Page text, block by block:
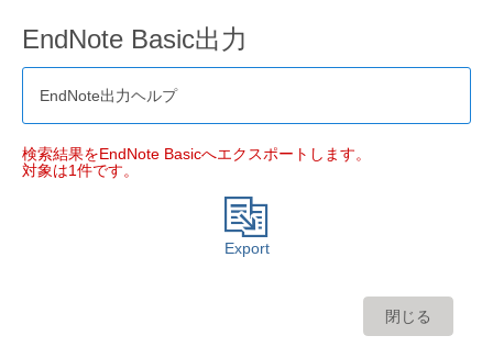
EndNote Basic出力
EndNote出力ヘルプ
検索結果をEndNote Basicへエクスポートします。
対象は1件です。
Export